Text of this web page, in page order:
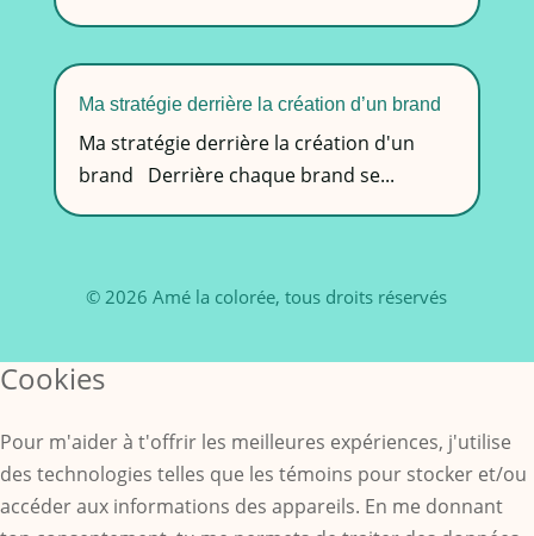
Ma stratégie derrière la création d’un brand
Ma stratégie derrière la création d'un
brand Derrière chaque brand se...
© 2026 Amé la colorée, tous droits réservés
Cookies
Pour m'aider à t'offrir les meilleures expériences, j'utilise
des technologies telles que les témoins pour stocker et/ou
accéder aux informations des appareils. En me donnant